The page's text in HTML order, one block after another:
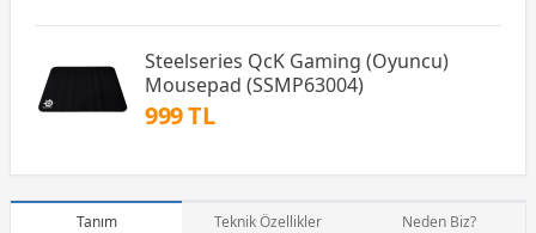
Steelseries QcK Gaming (Oyuncu)
Mousepad (SSMP63004)
999 TL
Tanım Teknik Özellikler Neden Biz?